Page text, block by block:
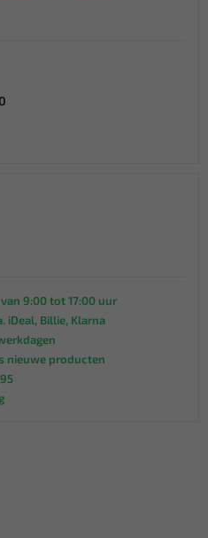
9:00 tot 17:00 uur
iDeal, Billie, Klarna
nieuwe producten